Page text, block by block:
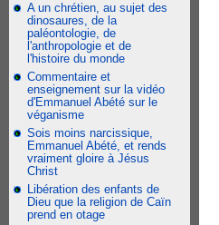
A un chrétien, au sujet des
dinosaures, de la
paléontologie, de
l'anthropologie et de
l'histoire du monde
Commentaire et
enseignement sur la vidéo
d'Emmanuel Abété sur le
véganisme
Sois moins narcissique,
Emmanuel Abété, et rends
vraiment gloire à Jésus
Christ
Libération des enfants de
Dieu que la religion de Caïn
prend en otage